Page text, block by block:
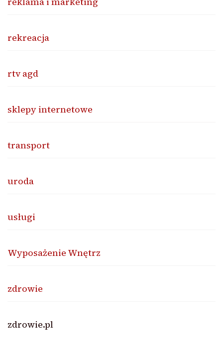
rekreacja
rtv agd
sklepy internetowe
transport
uroda
usługi
Wyposażenie Wnętrz
zdrowie
zdrowie.pl